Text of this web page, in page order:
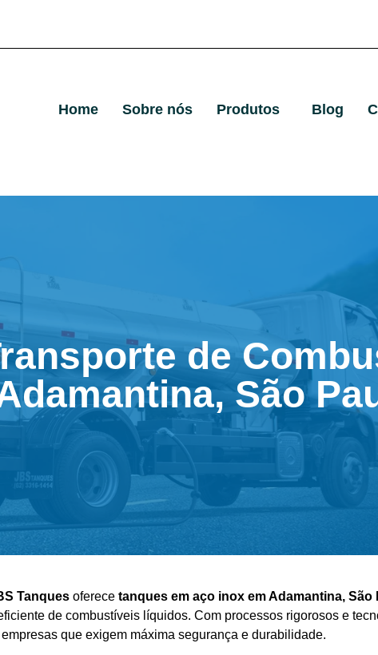
Home Sobre nós Produtos Blog
de
São
Tanques oferece tanques em aço inox em Adamantina, São
de combustíveis líquidos. Com processos rigorosos e
que exigem máxima segurança e durabilidade.